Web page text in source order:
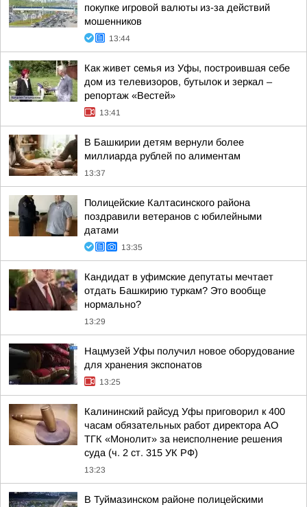
покупке игровой валюты из-за действий
мошенников
13:44
Как живет семья из Уфы, построившая себе
дом из телевизоров, бутылок и зеркал –
репортаж «Вестей»
13:41
В Башкирии детям вернули более
миллиарда рублей по алиментам
13:37
Полицейские Калтасинского района
поздравили ветеранов с юбилейными
датами
13:35
Кандидат в уфимские депутаты мечтает
отдать Башкирию туркам? Это вообще
нормально?
13:29
Нацмузей Уфы получил новое оборудование
для хранения экспонатов
13:25
Калининский райсуд Уфы приговорил к 400
часам обязательных работ директора АО
ТГК «Монолит» за неисполнение решения
суда (ч. 2 ст. 315 УК РФ)
13:23
В Туймазинском районе полицейскими